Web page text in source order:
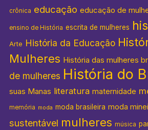
crônica educação educação de
ensino de História escrita de mulheres
Arte História da Educação
Mulheres História das mulheres
de mulheres História do
suas Manas literatura maternidade
memória moda moda brasileira moda
sustentável mulheres música